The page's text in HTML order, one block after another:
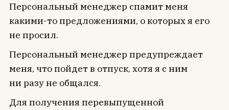
Персональный менеджер спамит меня
какими-то предложениями, о которых я его
не просил.
Персональный менеджер предупреждает
меня, что пойдет в отпуск, хотя я с ним
ни разу не общался.
Для получения перевыпущенной